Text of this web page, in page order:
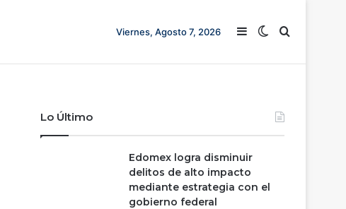
Viernes, Agosto 7, 2026 Barra lateral
Switch skin
Buscar
Lo Último
Edomex logra disminuir
delitos de alto impacto
mediante estrategia con el
gobierno federal